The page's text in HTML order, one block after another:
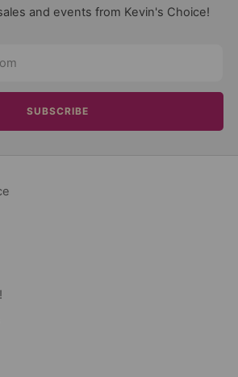
and events from Kevin's Choice!
SUBSCRIBE